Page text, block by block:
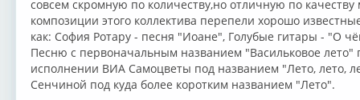
совсем скромную по количеству,но отличную по
композиции этого коллектива перепели хорошо
как: София Ротару - песня "Иоане", Голубые гитары - "О
Песню с первоначальным названием "Васильковое лето"
исполнении ВИА Самоцветы под названием "Лето, лето,
Сенчиной под куда более коротким названием "Лето".